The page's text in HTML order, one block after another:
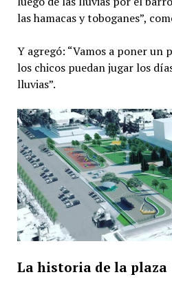
las hamacas y toboganes”,
Y agregó: “Vamos a poner un
los chicos puedan jugar los
lluvias”.
La historia de la plaza